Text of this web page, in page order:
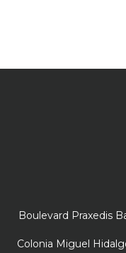
Boulevard Praxedis
Colonia Miguel